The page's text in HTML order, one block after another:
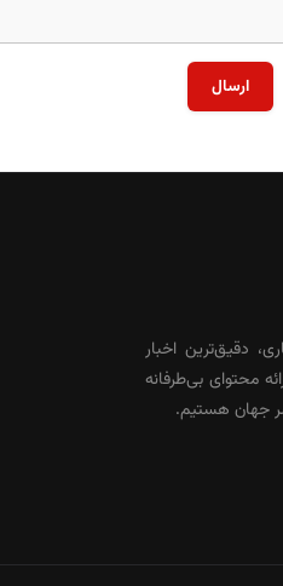
ارسال
دقیق‌ترین اخبار
محتوای بی‌طرفانه
جهان هستیم.